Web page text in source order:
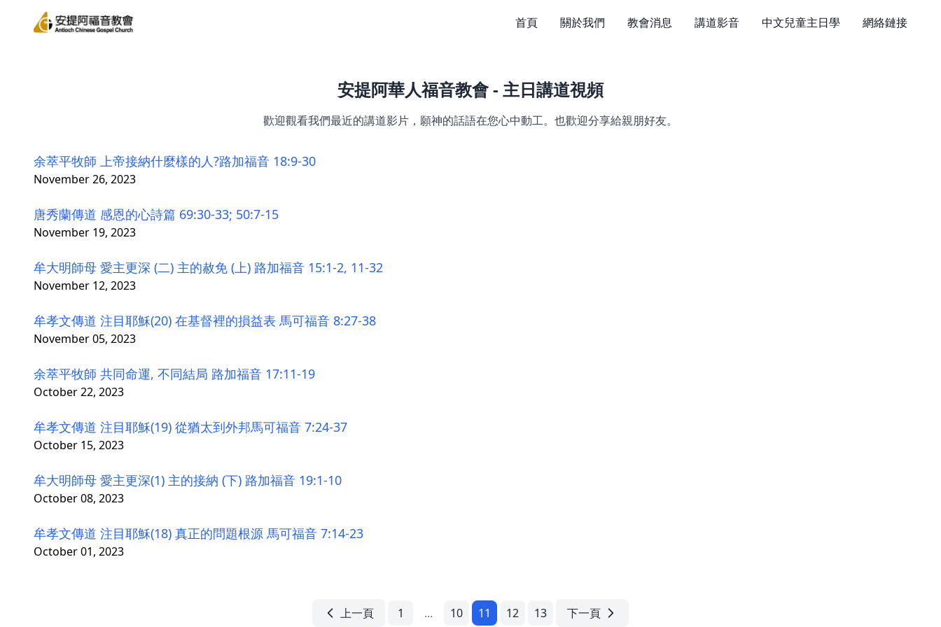
首頁 關於我們 教會消息 講道影音 中文兒童主日學 網絡鏈接
安提阿華人福音教會 - 主日講道視頻
歡迎觀看我們最近的講道影片，願神的話語在您心中動工。也歡迎分享給親朋好友。
余萃平牧師 上帝接納什麼樣的人?路加福音 18:9-30
November 26, 2023
唐秀蘭傳道 感恩的心詩篇 69:30-33; 50:7-15
November 19, 2023
牟大明師母 愛主更深 (二) 主的赦免 (上) 路加福音 15:1-2, 11-32
November 12, 2023
牟孝文傳道 注目耶穌(20) 在基督裡的損益表 馬可福音 8:27-38
November 05, 2023
余萃平牧師 共同命運, 不同結局 路加福音 17:11-19
October 22, 2023
牟孝文傳道 注目耶穌(19) 從猶太到外邦馬可福音 7:24-37
October 15, 2023
牟大明師母 愛主更深(1) 主的接納 (下) 路加福音 19:1-10
October 08, 2023
牟孝文傳道 注目耶穌(18) 真正的問題根源 馬可福音 7:14-23
October 01, 2023
上一頁 1 ... 10 11 12 13 下一頁